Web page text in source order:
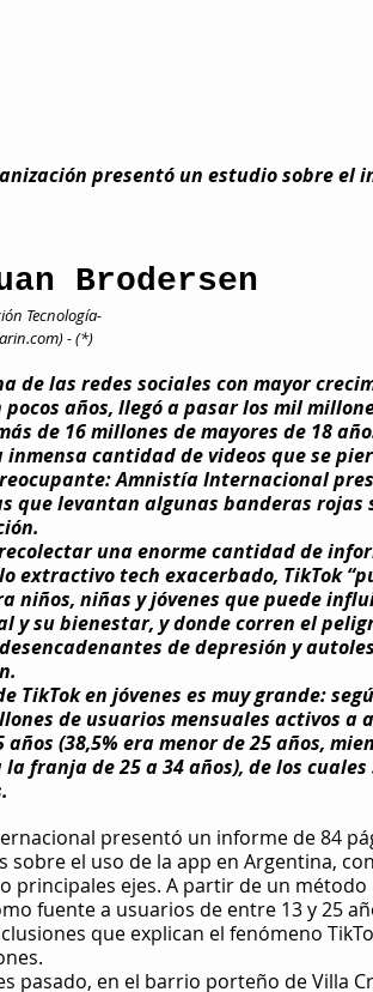
presentó un estudio sobre el
Brodersen
Tecnología-
) - (*)
de las redes sociales con mayor
años, llegó a pasar los mil
de 16 millones de mayores de 18
inmensa cantidad de videos que se
Amnistía Internacional
que levantan algunas banderas rojas
una enorme cantidad de
extractivo tech exacerbado, TikTok
niños, niñas y jóvenes que puede
y su bienestar, y donde corren el
de depresión y
TikTok en jóvenes es muy grande:
de usuarios mensuales activos a
años (38,5% era menor de 25 años,
franja de 25 a 34 años), de los
presentó un informe de 84
sobre el uso de la app en Argentina,
principales ejes. A partir de un
fuente a usuarios de entre 13 y 25
que explican el fenómeno
pasado, en el barrio porteño de Villa